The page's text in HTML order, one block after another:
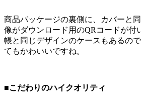
商品パッケージの裏側に、カバーと
像がダウンロード用のQRコードが付
帳と同じデザインのケースもあるの
てもかわいいですね。
■こだわりのハイクオリティ